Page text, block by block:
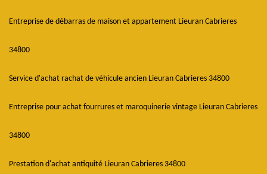
Entreprise de débarras de maison et appartement Lieuran Cabrieres
34800
Service d'achat rachat de véhicule ancien Lieuran Cabrieres 34800
Entreprise pour achat fourrures et maroquinerie vintage Lieuran Cabrieres
34800
Prestation d'achat antiquité Lieuran Cabrieres 34800